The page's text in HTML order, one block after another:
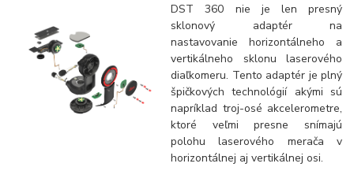
DST 360 nie je len presný
sklonový adaptér na
nastavovanie horizontálneho a
vertikálneho sklonu laserového
diaľkomeru. Tento adaptér je plný
špičkových technológií akými sú
napríklad troj-osé akcelerometre,
ktoré veľmi presne snímajú
polohu laserového merača v
horizontálnej aj vertikálnej osi.